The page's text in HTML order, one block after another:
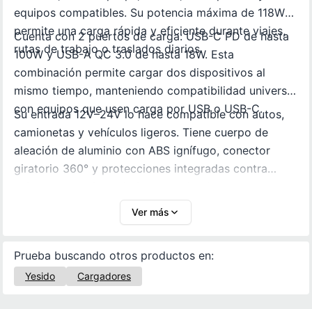
equipos compatibles. Su potencia máxima de 118W
permite una carga rápida y eficiente durante viajes,
rutas de trabajo o traslados diarios.
Cuenta con 2 puertos de carga: USB-C PD de hasta
100W y USB-A QC 3.0 de hasta 18W. Esta
combinación permite cargar dos dispositivos al
mismo tiempo, manteniendo compatibilidad universal
con equipos que usen carga por USB o USB-C.
Su entrada 12V–24V lo hace compatible con autos,
camionetas y vehículos ligeros. Tiene cuerpo de
aleación de aluminio con ABS ignífugo, conector
giratorio 360° y protecciones integradas contra
sobrecalentamiento.
Ver más
Prueba buscando otros productos en:
Yesido Cargadores